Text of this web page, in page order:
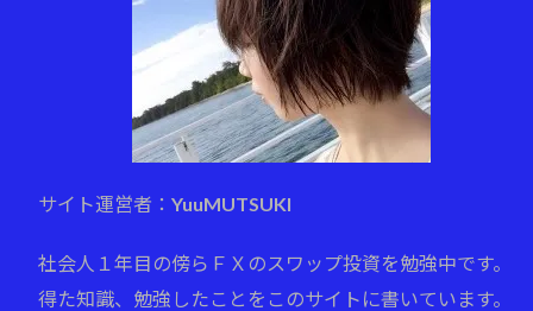
サイト運営者：YuuMUTSUKI
社会人１年目の傍らＦＸのスワップ投資を勉強中です。
得た知識、勉強したことをこのサイトに書いています。